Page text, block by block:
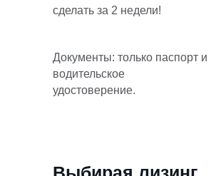
сделать за 2 недели!
Документы: только паспорт и
водительское
удостоверение.